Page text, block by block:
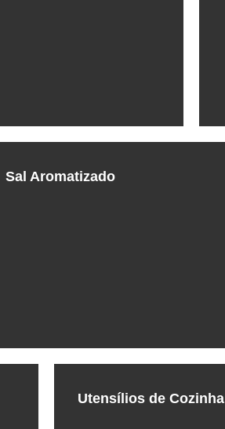
Sal Aromatizado
Utensílios de Cozinha